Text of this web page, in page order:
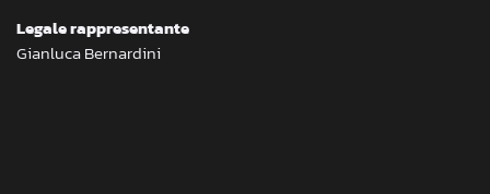
Legale rappresentante
Gianluca Bernardini